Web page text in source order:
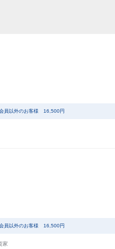
員以外のお客様 16,500円
員以外のお客様 16,500円
家